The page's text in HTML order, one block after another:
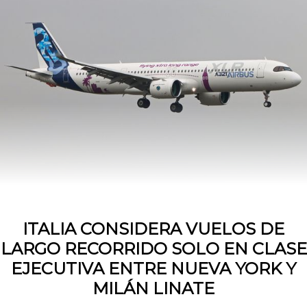
ITALIA CONSIDERA VUELOS DE
LARGO RECORRIDO SOLO EN CLASE
EJECUTIVA ENTRE NUEVA YORK Y
MILÁN LINATE